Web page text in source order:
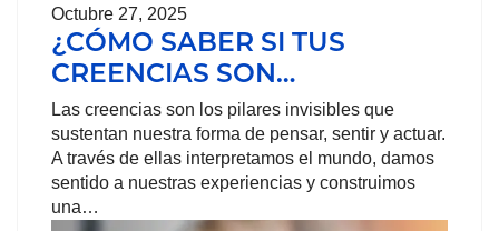
Octubre 27, 2025
¿CÓMO SABER SI TUS
CREENCIAS SON…
Las creencias son los pilares invisibles que
sustentan nuestra forma de pensar, sentir y actuar.
A través de ellas interpretamos el mundo, damos
sentido a nuestras experiencias y construimos
una…